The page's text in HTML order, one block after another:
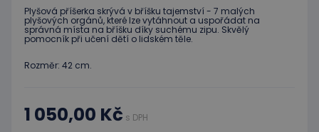
Plyšová příšerka skrývá v bříšku tajemství - 7 malých
plyšových orgánů, které lze vytáhnout a uspořádat na
správná místa na bříšku díky suchému zipu. Skvělý
pomocník při učení dětí o lidském těle.
Rozměr: 42 cm.
1 050,00 Kč s DPH